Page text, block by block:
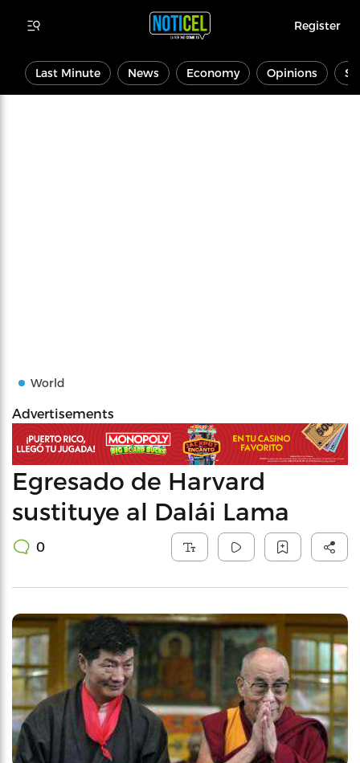
Register
Last Minute News Economy Opinions
World
Advertisements
Egresado de Harvard
sustituye al Dalái Lama
0